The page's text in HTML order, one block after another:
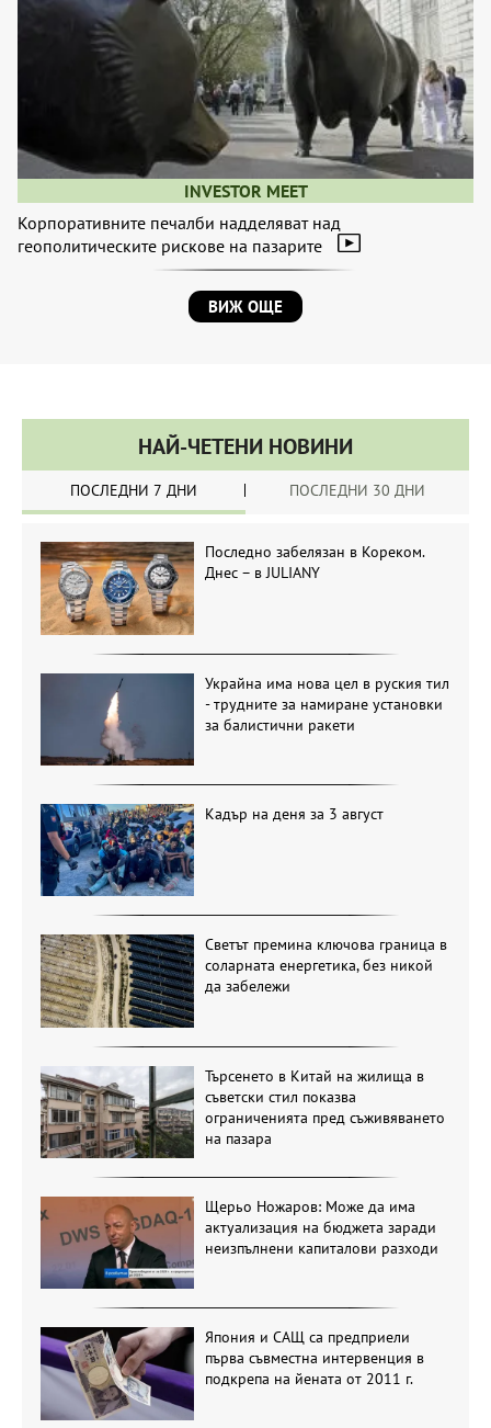
INVESTOR MEET
Корпоративните печалби надделяват над
геополитическите рискове на пазарите
ВИЖ ОЩЕ
НАЙ-ЧЕТЕНИ НОВИНИ
ПОСЛЕДНИ 7 ДНИ ПОСЛЕДНИ 30 ДНИ
Последно забелязан в Кореком.
Днес – в JULIANY
Украйна има нова цел в руския тил
- трудните за намиране установки
за балистични ракети
Кадър на деня за 3 август
Светът премина ключова граница в
соларната енергетика, без никой
да забележи
Търсенето в Китай на жилища в
съветски стил показва
ограниченията пред съживяването
на пазара
Щерьо Ножаров: Може да има
актуализация на бюджета заради
неизпълнени капиталови разходи
Япония и САЩ са предприели
първа съвместна интервенция в
подкрепа на йената от 2011 г.